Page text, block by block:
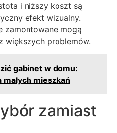
i niższy koszt są
efekt wizualny.
zamontowane mogą
większych problemów.
gabinet w domu:
mieszkań
zamiast